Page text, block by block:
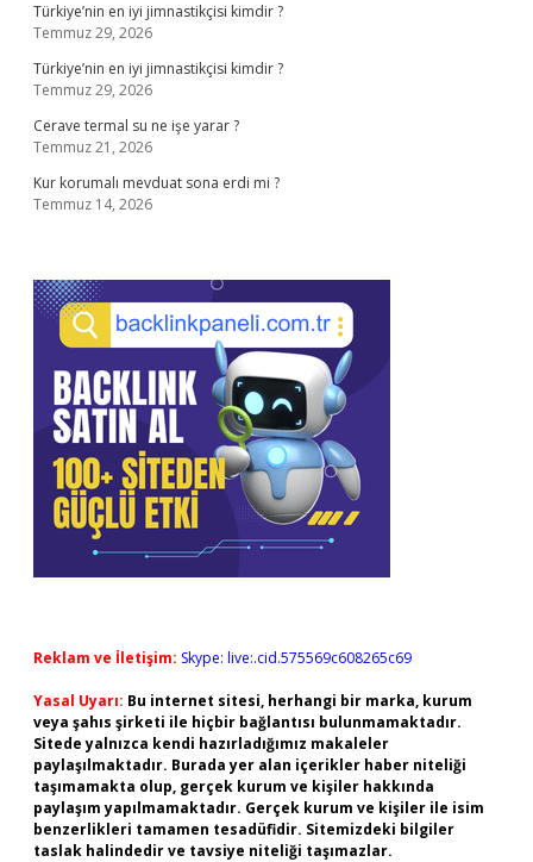
Türkiye’nin en iyi jimnastikçisi kimdir ?
Temmuz 29, 2026
Türkiye’nin en iyi jimnastikçisi kimdir ?
Temmuz 29, 2026
Cerave termal su ne işe yarar ?
Temmuz 21, 2026
Kur korumalı mevduat sona erdi mi ?
Temmuz 14, 2026
Reklam ve İletişim: Skype: live:.cid.575569c608265c69
Yasal Uyarı: Bu internet sitesi, herhangi bir marka, kurum
veya şahıs şirketi ile hiçbir bağlantısı bulunmamaktadır.
Sitede yalnızca kendi hazırladığımız makaleler
paylaşılmaktadır. Burada yer alan içerikler haber niteliği
taşımamakta olup, gerçek kurum ve kişiler hakkında
paylaşım yapılmamaktadır. Gerçek kurum ve kişiler ile isim
benzerlikleri tamamen tesadüfidir. Sitemizdeki bilgiler
taslak halindedir ve tavsiye niteliği taşımazlar.